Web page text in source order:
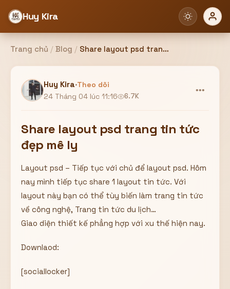
Huy Kira
ZALO ADMIN
0358949680
Đăng nhập
Hoặc
Email/Tên đăng nhập
Mật khẩu
Trang chủ / Blog / Share layout psd trang tin tức đẹp mê ly
Huy Kira·Theo dõi
24 Tháng 04 lúc 11:16
6.7K
•••
Share layout psd trang tin tức
đẹp mê ly
Layout psd – Tiếp tục với chủ để layout psd. Hôm
nay mình tiếp tục share 1 layout tin tức. Với
layout này bạn có thể tùy biến làm trang tin tức
về công nghệ, Trang tin tức du lịch…
Giao diện thiết kế phẳng hợp với xu thế hiện nay.
Downlaod:
[sociallocker]